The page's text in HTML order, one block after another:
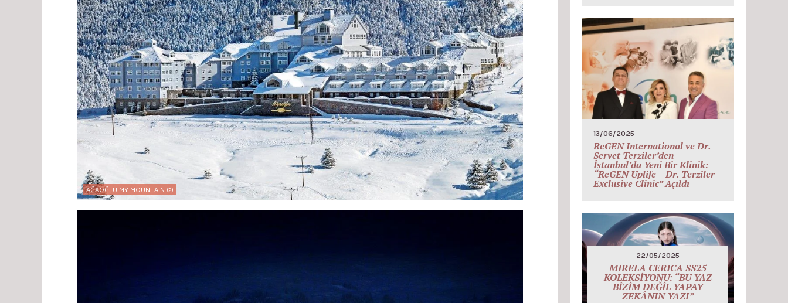
AĞAOĞLU MY MOUNTAIN (2)
13/06/2025
ReGEN International ve Dr.
Servet Terziler’den
İstanbul’da Yeni Bir Klinik:
“ReGEN Uplife – Dr. Terziler
Exclusive Clinic” Açıldı
22/05/2025
MIRELA CERICA SS25
KOLEKSİYONU: “BU YAZ
BİZİM DEĞİL YAPAY
ZEKÂNIN YAZI”